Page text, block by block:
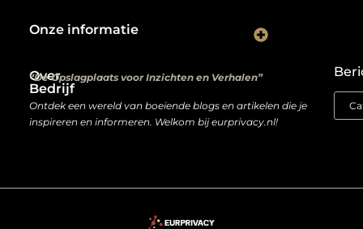
Over
Bedrijf
“De Opslagplaats voor Inzichten en Verhalen”
Ontdek een wereld van boeiende blogs en artikelen die je
inspireren en informeren. Welkom bij eurprivacy.nl!
Onze informatie